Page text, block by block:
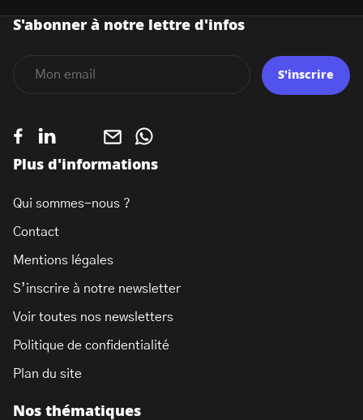
Nos thématiques
Plus d'informations
Qui sommes-nous ?
Contact
Mentions légales
S’inscrire à notre newsletter
Voir toutes nos newsletters
Politique de confidentialité
Plan du site
S'abonner à notre lettre d'infos
S'inscrire